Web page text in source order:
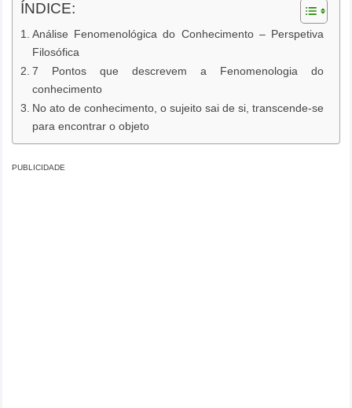
ÍNDICE:
Análise Fenomenológica do Conhecimento – Perspetiva
Filosófica
7 Pontos que descrevem a Fenomenologia do
conhecimento
No ato de conhecimento, o sujeito sai de si, transcende-se
para encontrar o objeto
PUBLICIDADE